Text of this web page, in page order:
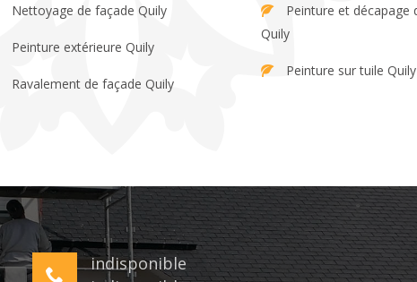
Nettoyage de façade Quily
Peinture extérieure Quily
Ravalement de façade Quily
Quily
Peinture sur tuile Quily
indisponible